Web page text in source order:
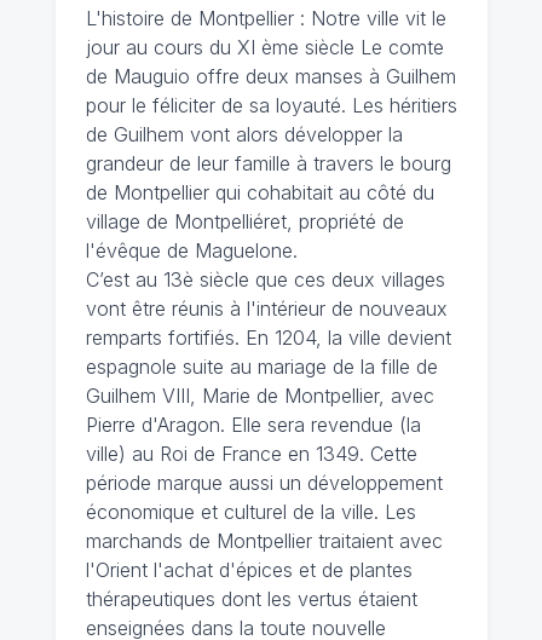
L'histoire de Montpellier : Notre ville vit le
jour au cours du XI ème siècle Le comte
de Mauguio offre deux manses à Guilhem
pour le féliciter de sa loyauté. Les héritiers
de Guilhem vont alors développer la
grandeur de leur famille à travers le bourg
de Montpellier qui cohabitait au côté du
village de Montpelliéret, propriété de
l'évêque de Maguelone.
C’est au 13è siècle que ces deux villages
vont être réunis à l'intérieur de nouveaux
remparts fortifiés. En 1204, la ville devient
espagnole suite au mariage de la fille de
Guilhem VIII, Marie de Montpellier, avec
Pierre d'Aragon. Elle sera revendue (la
ville) au Roi de France en 1349. Cette
période marque aussi un développement
économique et culturel de la ville. Les
marchands de Montpellier traitaient avec
l'Orient l'achat d'épices et de plantes
thérapeutiques dont les vertus étaient
enseignées dans la toute nouvelle